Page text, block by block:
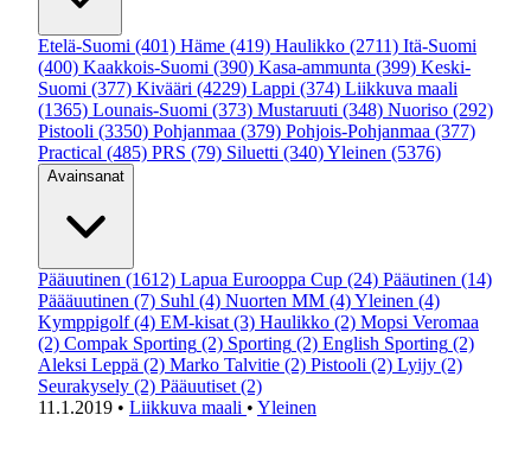
Etelä-Suomi (401) Häme (419) Haulikko (2711) Itä-Suomi
(400) Kaakkois-Suomi (390) Kasa-ammunta (399) Keski-
Suomi (377) Kivääri (4229) Lappi (374) Liikkuva maali
(1365) Lounais-Suomi (373) Mustaruuti (348) Nuoriso (292)
Pistooli (3350) Pohjanmaa (379) Pohjois-Pohjanmaa (377)
Practical (485) PRS (79) Siluetti (340)Yleinen (5376)
Avainsanat
Pääuutinen (1612) Lapua Eurooppa Cup (24) Pääutinen (14)
Päääuutinen (7) Suhl (4) Nuorten MM (4)Yleinen (4)
Kymppigolf (4) EM-kisat (3) Haulikko (2) Mopsi Veromaa
(2) Compak Sporting (2) Sporting (2) English Sporting (2)
Aleksi Leppä (2) Marko Talvitie (2) Pistooli (2) Lyijy (2)
Seurakysely (2) Pääuutiset (2)
11.1.2019 • Liikkuva maali • Yleinen